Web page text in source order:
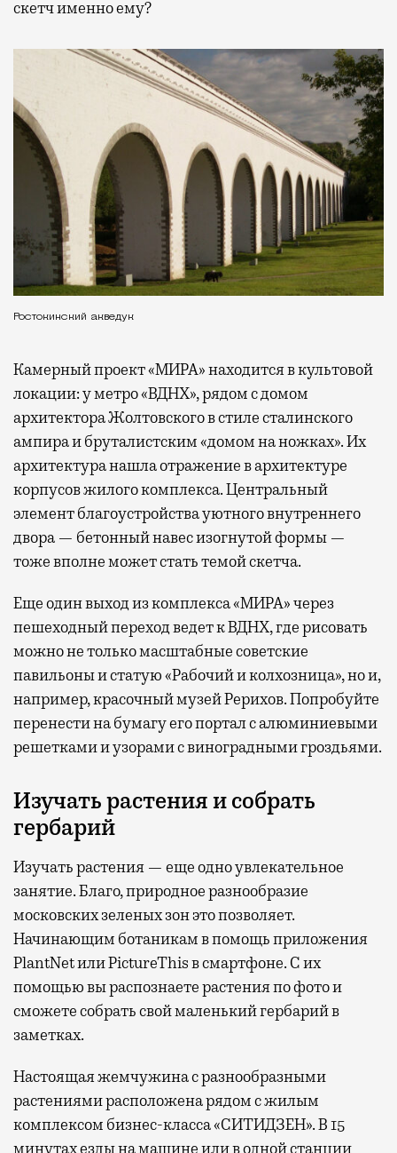
скетч именно ему?
Ростокинский акведук
Камерный проект «МИРА» находится в культовой
локации: у метро «ВДНХ», рядом с домом
архитектора Жолтовского в стиле сталинского
ампира и бруталистским «домом на ножках». Их
архитектура нашла отражение в архитектуре
корпусов жилого комплекса. Центральный
элемент благоустройства уютного внутреннего
двора — бетонный навес изогнутой формы —
тоже вполне может стать темой скетча.
Еще один выход из комплекса «МИРА» через
пешеходный переход ведет к ВДНХ, где рисовать
можно не только масштабные советские
павильоны и статую «Рабочий и колхозница», но и,
например, красочный музей Рерихов. Попробуйте
перенести на бумагу его портал с алюминиевыми
решетками и узорами с виноградными гроздьями.
Изучать растения и собрать
гербарий
Изучать растения — еще одно увлекательное
занятие. Благо, природное разнообразие
московских зеленых зон это позволяет.
Начинающим ботаникам в помощь приложения
PlantNet или PictureThis в смартфоне. С их
помощью вы распознаете растения по фото и
сможете собрать свой маленький гербарий в
заметках.
Настоящая жемчужина с разнообразными
растениями расположена рядом с жилым
комплексом бизнес-класса «СИТИДЗЕН». В 15
минутах езды на машине или в одной станции